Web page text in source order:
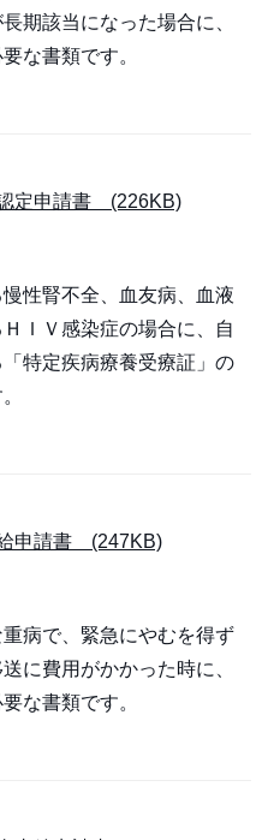
期該当になった場合に、
な書類です。
定申請書 (226KB)
性腎不全、血友病、血液
ＩＶ感染症の場合に、自
特定疾病療養受療証」の
申請書 (247KB)
病で、緊急にやむを得ず
に費用がかかった時に、
な書類です。